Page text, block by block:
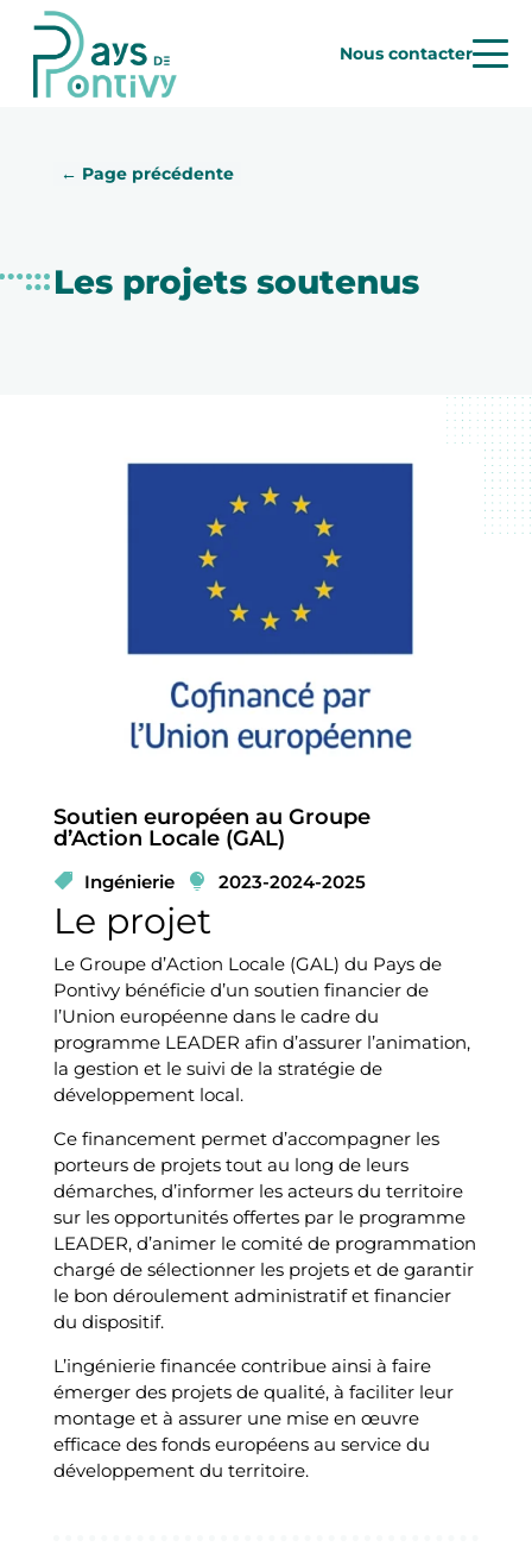
Nous contacter
← Page précédente
Les projets soutenus
Soutien européen au Groupe
d’Action Locale (GAL)
Ingénierie 2023-2024-2025
Le projet
Le Groupe d’Action Locale (GAL) du Pays de
Pontivy bénéficie d’un soutien financier de
l’Union européenne dans le cadre du
programme LEADER afin d’assurer l’animation,
la gestion et le suivi de la stratégie de
développement local.
Ce financement permet d’accompagner les
porteurs de projets tout au long de leurs
démarches, d’informer les acteurs du territoire
sur les opportunités offertes par le programme
LEADER, d’animer le comité de programmation
chargé de sélectionner les projets et de garantir
le bon déroulement administratif et financier
du dispositif.
L’ingénierie financée contribue ainsi à faire
émerger des projets de qualité, à faciliter leur
montage et à assurer une mise en œuvre
efficace des fonds européens au service du
développement du territoire.